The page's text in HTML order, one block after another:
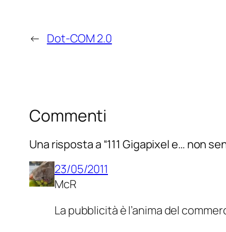
← Dot-COM 2.0
Commenti
Una risposta a “111 Gigapixel e… non
23/05/2011
McR
La pubblicità è l’anima del